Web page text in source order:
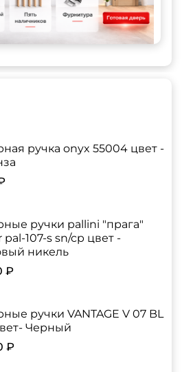
ручка onyx 55004 цвет -
ручки pallini "прага"
pal-107-s sn/cp цвет -
никель
₽
ручки VANTAGE V 07 BL
Черный
₽